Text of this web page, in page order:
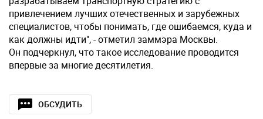
привлечением лучших отечественных и зарубежных
специалистов, чтобы понимать, где ошибаемся, куда и
как должны идти", - отметил заммэра Москвы.
Он подчеркнул, что такое исследование проводится
впервые за многие десятилетия.
ОБСУДИТЬ